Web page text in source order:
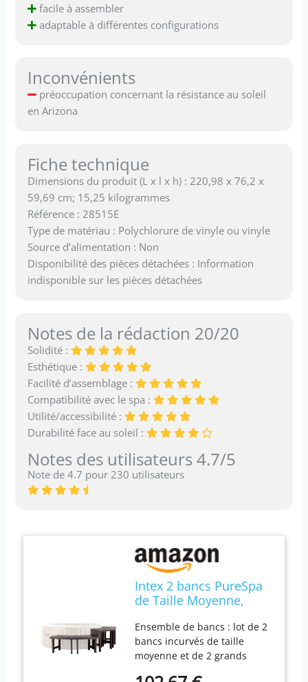
facile à assembler
adaptable à différentes configurations
Inconvénients
préoccupation concernant la résistance au soleil
en Arizona
Fiche technique
Dimensions du produit (L x l x h) : 220,98 x 76,2 x
59,69 cm; 15,25 kilogrammes
Référence : 28515E
Type de matériau : Polychlorure de vinyle ou vinyle
Source d’alimentation : Non
Disponibilité des pièces détachées : Information
indisponible sur les pièces détachées
Notes de la rédaction 20/20
Solidité :
Esthétique :
Facilité d’assemblage :
Compatibilité avec le spa :
Utilité/accessibilité :
Durabilité face au soleil :
Notes des utilisateurs 4.7/5
Note de 4.7 pour 230 utilisateurs
Intex 2 bancs PureSpa
de Taille Moyenne,
spas Hors Sol pour 4
Personnes (Accessoire
Uniquement)
Ensemble de bancs : lot de 2
bancs incurvés de taille
moyenne et de 2 grands